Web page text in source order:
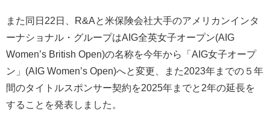
また同日22日、R&Aと米保険会社大手のアメリカンインタ
ーナショナル・グループはAIG全英女子オープン(AIG
Women’s British Open)の名称を今年から「AIG女子オープ
ン」(AIG Women’s Open)へと変更、また2023年までの５年
間のタイトルスポンサー契約を2025年までと2年の延長を
することを発表しました。